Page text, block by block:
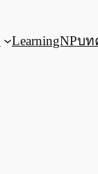
LearningNPบท